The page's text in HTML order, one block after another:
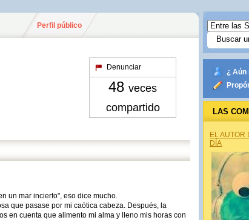
Perfil público
Denunciar
48 veces
compartido
un mar incierto", eso dice mucho.
que pasase por mi caótica cabeza. Después, la
en cuenta que alimento mi alma y lleno mis horas con
¿ Aún
LAS
EL AUTOR
DÍA